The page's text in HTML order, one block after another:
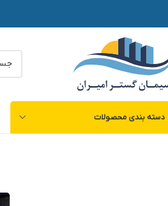
دسته بندی محصولات